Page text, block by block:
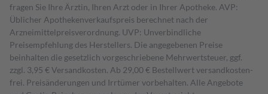
fragen Sie Ihre Ärztin, Ihren Arzt oder in Ihrer Apotheke. AVP:
Üblicher Apothekenverkaufspreis berechnet nach der
Arzneimittelpreisverordnung. UVP: Unverbindliche
Preisempfehlung des Herstellers. Die angegebenen Preise
beinhalten die gesetzlich vorgeschriebene Mehrwertsteuer, ggf.
zzgl. 3,95 € Versandkosten. Ab 29,00 € Bestell­wert versand­kosten­
frei. Preisänderungen und Irrtümer vorbehalten. Alle Angebote